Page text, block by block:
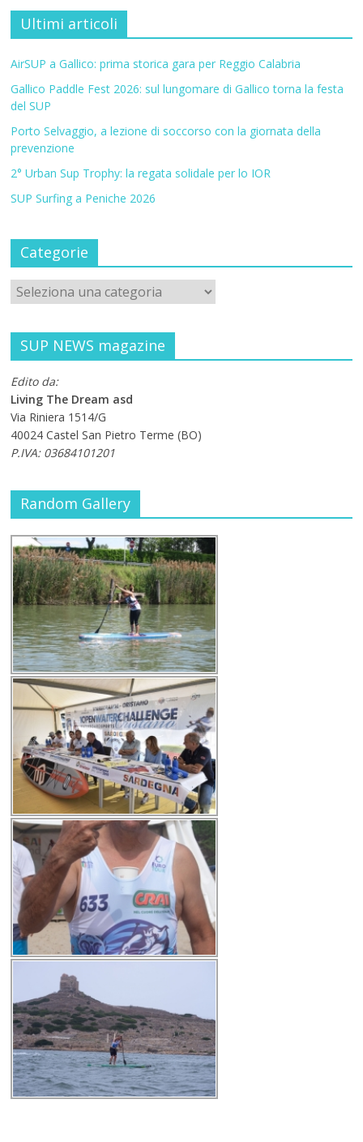
Ultimi articoli
AirSUP a Gallico: prima storica gara per Reggio Calabria
Gallico Paddle Fest 2026: sul lungomare di Gallico torna la festa
del SUP
Porto Selvaggio, a lezione di soccorso con la giornata della
prevenzione
2° Urban Sup Trophy: la regata solidale per lo IOR
SUP Surfing a Peniche 2026
Categorie
SUP NEWS magazine
Edito da:
Living The Dream asd
Via Riniera 1514/G
40024 Castel San Pietro Terme (BO)
P.IVA: 03684101201
Random Gallery